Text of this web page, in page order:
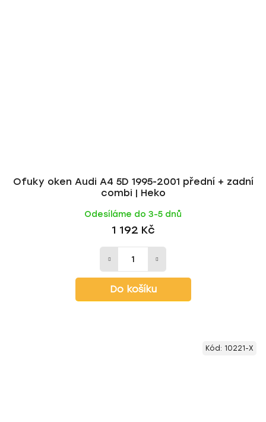
Ofuky oken Audi A4 5D 1995-2001 přední + zadní
combi | Heko
Odesíláme do 3-5 dnů
1 192 Kč
Do košíku
Kód: 10221-X